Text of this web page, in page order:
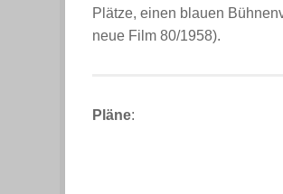
Plätze, einen blauen
neue Film 80/1958).
Pläne: